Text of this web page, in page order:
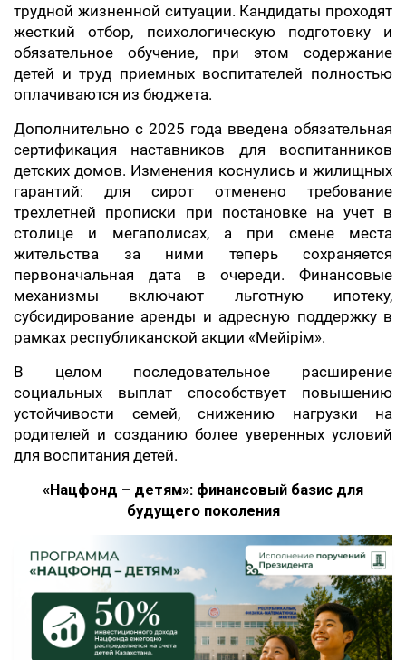
трудной жизненной ситуации. Кандидаты проходят
жесткий отбор, психологическую подготовку и
обязательное обучение, при этом содержание
детей и труд приемных воспитателей полностью
оплачиваются из бюджета.
Дополнительно с 2025 года введена обязательная
сертификация наставников для воспитанников
детских домов. Изменения коснулись и жилищных
гарантий: для сирот отменено требование
трехлетней прописки при постановке на учет в
столице и мегаполисах, а при смене места
жительства за ними теперь сохраняется
первоначальная дата в очереди. Финансовые
механизмы включают льготную ипотеку,
субсидирование аренды и адресную поддержку в
рамках республиканской акции «Мейірім».
В целом последовательное расширение
социальных выплат способствует повышению
устойчивости семей, снижению нагрузки на
родителей и созданию более уверенных условий
для воспитания детей.
«Нацфонд – детям»: финансовый базис для
будущего поколения